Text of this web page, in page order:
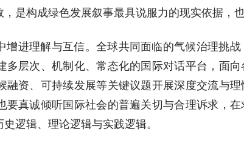
是构成绿色发展叙事最具说服力的现实依据，
增进理解与互信。全球共同面临的气候治理挑
多层次、机制化、常态化的国际对话平台，面
融资、可持续发展等关键议题开展深度交流与
要真诚倾听国际社会的普遍关切与合理诉求，
逻辑、理论逻辑与实践逻辑。